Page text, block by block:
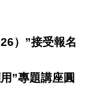
）”接受報名
”專題講座圓